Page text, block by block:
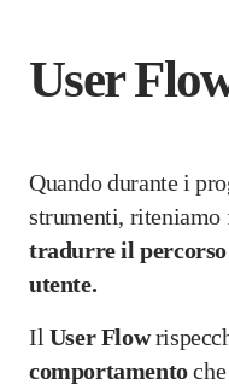
User
Quando durante i
strumenti, riteniamo
tradurre il percorso
utente.
Il User Flow
comportamentoche